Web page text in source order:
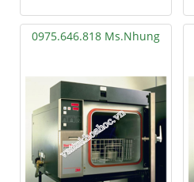
0975.646.818 Ms.Nhung